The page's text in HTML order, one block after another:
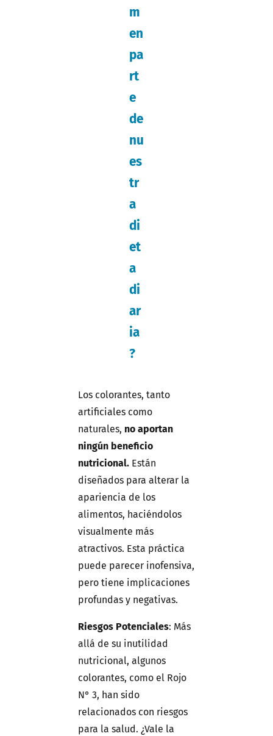
m
en
pa
rt
e
de
nu
es
tr
a
di
et
a
di
ar
ia
?
Los colorantes, tanto
artificiales como
naturales, no aportan
ningún beneficio
nutricional. Están
diseñados para alterar la
apariencia de los
alimentos, haciéndolos
visualmente más
atractivos. Esta práctica
puede parecer inofensiva,
pero tiene implicaciones
profundas y negativas.
Riesgos Potenciales: Más
allá de su inutilidad
nutricional, algunos
colorantes, como el Rojo
N° 3, han sido
relacionados con riesgos
para la salud. ¿Vale la